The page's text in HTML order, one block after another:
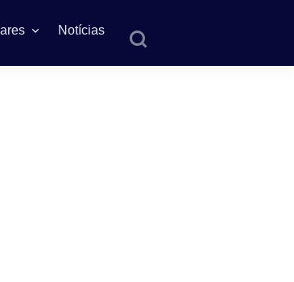
Notícias